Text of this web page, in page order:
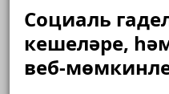
Социаль
кешеләре,
веб-